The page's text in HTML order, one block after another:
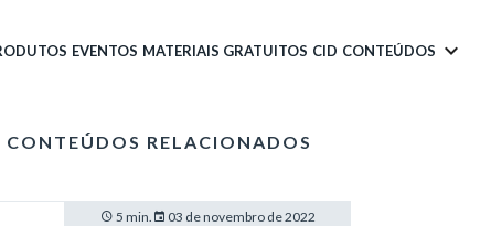
EVENTOS MATERIAIS GRATUITOS CID CONTEÚDOS
CONTEÚDOS RELACIONADOS
5 min. 03 de novembro de 2022